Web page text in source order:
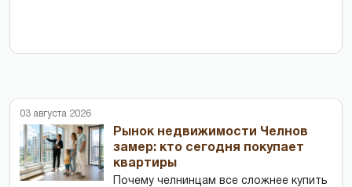
03 августа 2026
Рынок недвижимости Челнов
замер: кто сегодня покупает
квартиры
Почему челнинцам все сложнее купить